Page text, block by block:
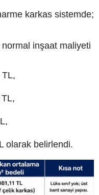
karkas sistemde;
inşaat maliyeti
TL,
olarak belirlendi.